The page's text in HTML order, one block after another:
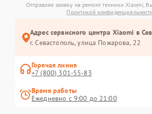
Отправляя заявку на ремонт техники Xiaomi,
Политикой
Адрес сервисного центра Xiaomi в
г. Севастополь, улица Пожарова, 22
Горячая линия
+7 (800) 301-55-83
Время работы
Ежедневно с 9:00 до 21:00